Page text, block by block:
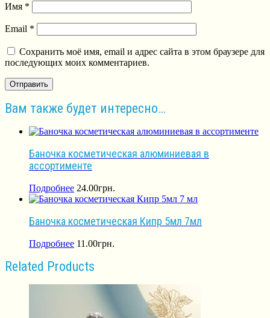
Имя *
Email *
Сохранить моё имя, email и адрес сайта в этом браузере для
последующих моих комментариев.
Вам также будет интересно…
Баночка косметическая алюминиевая в
ассортименте
Подробнее 24.00грн.
Баночка косметическая Кипр 5мл 7мл
Подробнее 11.00грн.
Related Products